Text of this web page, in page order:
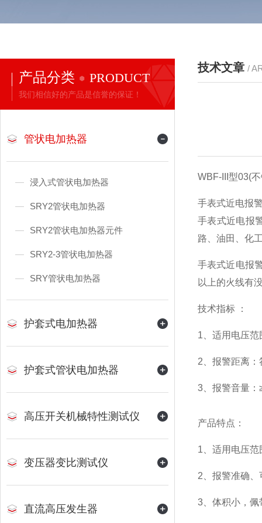
产品分类 PRODUCT
我们相信好的产品是信誉的保证！
管状电加热器
浸入式管状电加热器
SRY2管状电加热器
SRY2管状电加热器元件
SRY2-3管状电加热器
SRY管状电加热器
护套式电加热器
护套式管状电加热器
高压开关机械特性测试仪
变压器变比测试仪
直流高压发生器
技术文章 /
WBF-III型03(
手表式近电报
手表式近电报
路、油田、化
手表式近电报
以上的火线有
技术指标 ：
1、适用电压
2、报警距离
3、报警音量：
产品特点：
1、适用电压
2、报警准确
3、体积小，佩